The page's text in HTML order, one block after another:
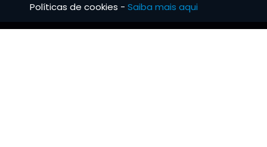
Políticas de cookies - Saiba mais aqui